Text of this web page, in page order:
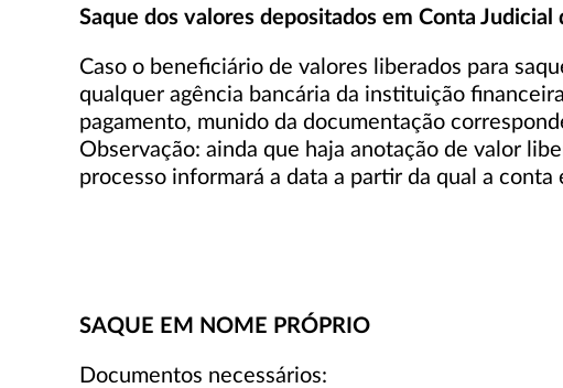
Saque dos valores depositados em Conta
Caso o beneficiário de valores liberados para
qualquer agência bancária da instituição
pagamento, munido da documentação
Observação: ainda que haja anotação de valor
processo informará a data a partir da qual a
SAQUE EM NOME PRÓPRIO
Documentos necessários: